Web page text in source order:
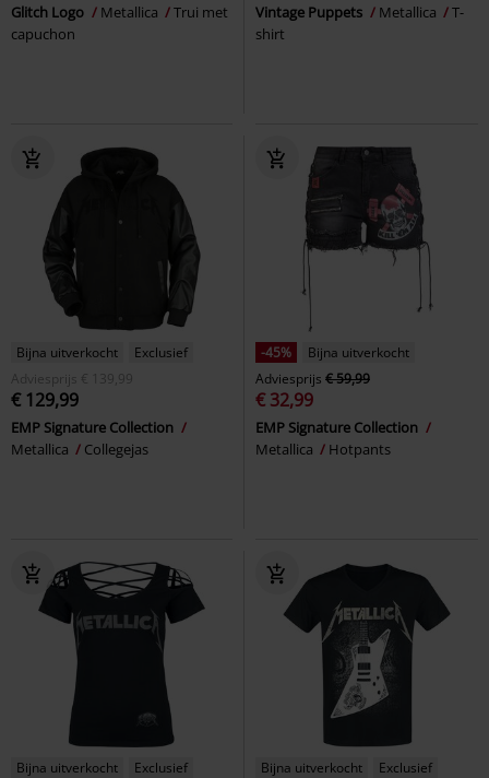
Glitch Logo Metallica
Trui met
capuchon
Vintage Puppets Metallica
T-
shirt
Bijna uitverkocht
Exclusief
Adviesprijs
€ 139,99
€ 129,99
EMP Signature Collection
Metallica
Collegejas
-45%
Bijna uitverkocht
Adviesprijs € 59,99
€ 32,99
EMP Signature Collection
Metallica
Hotpants
Bijna uitverkocht
Exclusief
Bijna uitverkocht Exclusief